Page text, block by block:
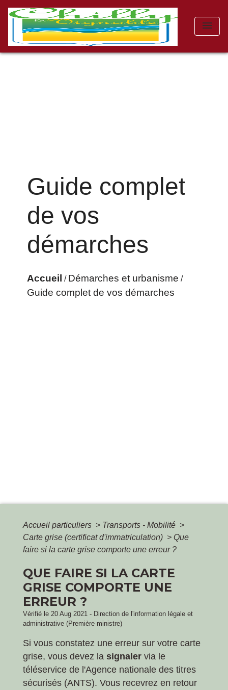
menu
Guide complet
de vos
démarches
Accueil / Démarches et urbanisme /
Guide complet de vos démarches
Accueil particuliers > Transports - Mobilité >
Carte grise (certificat d'immatriculation) > Que
faire si la carte grise comporte une erreur ?
QUE FAIRE SI LA CARTE
GRISE COMPORTE UNE
ERREUR ?
Vérifié le 20 Aug 2021 - Direction de l'information légale et
administrative (Première ministre)
Si vous constatez une erreur sur votre carte
grise, vous devez la signaler via le
téléservice de l'Agence nationale des titres
sécurisés (ANTS). Vous recevrez en retour